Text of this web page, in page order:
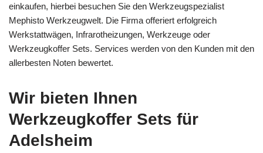
einkaufen, hierbei besuchen Sie den Werkzeugspezialist
Mephisto Werkzeugwelt. Die Firma offeriert erfolgreich
Werkstattwägen, Infrarotheizungen, Werkzeuge oder
Werkzeugkoffer Sets. Services werden von den Kunden mit den
allerbesten Noten bewertet.
Wir bieten Ihnen
Werkzeugkoffer Sets für
Adelsheim